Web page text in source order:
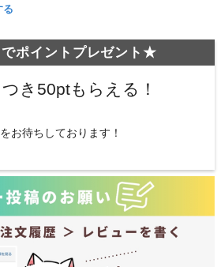
る
ポイントプレゼント★
き50ptもらえる！
お待ちしております！